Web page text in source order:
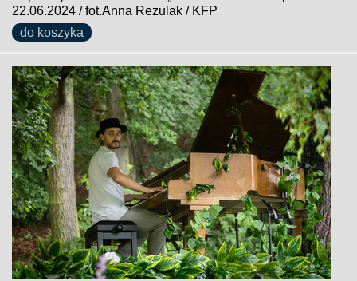
22.06.2024 / fot.Anna Rezulak / KFP
do koszyka